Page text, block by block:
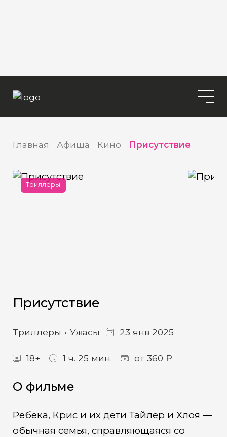
Главная Афиша Кино Присутствие
Триллеры
Присутствие
Триллеры Ужасы 23 янв 2025
18+ 1 ч. 25 мин. от 360 ₽
О фильме
Ребека, Крис и их дети Тайлер и Хлоя —
обычная семья, справляющаяся со